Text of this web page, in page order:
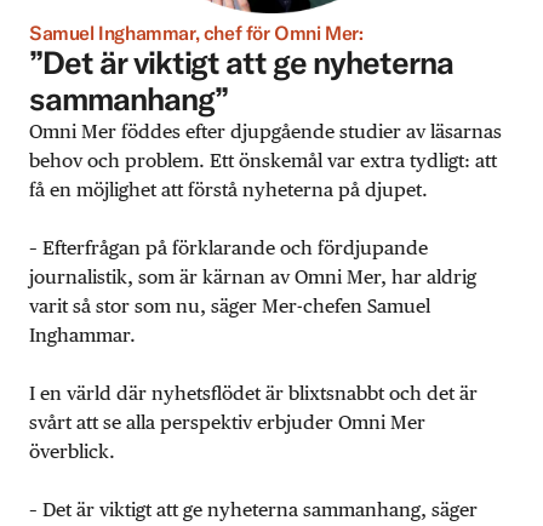
Samuel Inghammar, chef för Omni Mer:
”Det är viktigt att ge nyheterna
sammanhang”
Omni Mer föddes efter djupgående studier av läsarnas
behov och problem. Ett önskemål var extra tydligt: att
få en möjlighet att förstå nyheterna på djupet.
– Efterfrågan på förklarande och fördjupande
journalistik, som är kärnan av Omni Mer, har aldrig
varit så stor som nu, säger Mer-chefen Samuel
Inghammar.
I en värld där nyhetsflödet är blixtsnabbt och det är
svårt att se alla perspektiv erbjuder Omni Mer
överblick.
– Det är viktigt att ge nyheterna sammanhang, säger